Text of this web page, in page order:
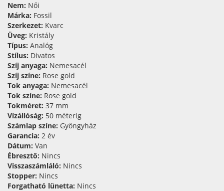
Nem: Női
Márka: Fossil
Szerkezet: Kvarc
Üveg: Kristály
Típus: Analóg
Stílus: Divatos
Szíj anyaga: Nemesacél
Szíj színe: Rose gold
Tok anyaga: Nemesacél
Tok színe: Rose gold
Tokméret: 37 mm
Vízállóság: 50 méterig
Számlap színe: Gyöngyház
Garancia: 2 év
Dátum: Van
Ébresztő: Nincs
Visszaszámláló: Nincs
Stopper: Nincs
Forgatható lünetta: Nincs